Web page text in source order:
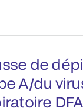
de
A/du